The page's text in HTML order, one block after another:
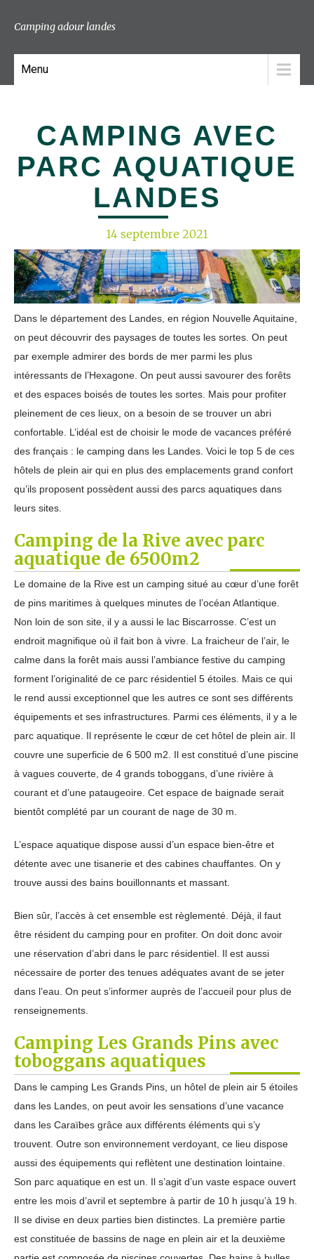
Camping adour landes
Menu
CAMPING AVEC
PARC AQUATIQUE
LANDES
14 septembre 2021
Dans le département des Landes, en région Nouvelle Aquitaine,
on peut découvrir des paysages de toutes les sortes. On peut
par exemple admirer des bords de mer parmi les plus
intéressants de l’Hexagone. On peut aussi savourer des forêts
et des espaces boisés de toutes les sortes. Mais pour profiter
pleinement de ces lieux, on a besoin de se trouver un abri
confortable. L’idéal est de choisir le mode de vacances préféré
des français : le camping dans les Landes. Voici le top 5 de ces
hôtels de plein air qui en plus des emplacements grand confort
qu’ils proposent possèdent aussi des parcs aquatiques dans
leurs sites.
Camping de la Rive avec parc
aquatique de 6500m2
Le domaine de la Rive est un camping situé au cœur d’une forêt
de pins maritimes à quelques minutes de l’océan Atlantique.
Non loin de son site, il y a aussi le lac Biscarrosse. C’est un
endroit magnifique où il fait bon à vivre. La fraicheur de l’air, le
calme dans la forêt mais aussi l’ambiance festive du camping
forment l’originalité de ce parc résidentiel 5 étoiles. Mais ce qui
le rend aussi exceptionnel que les autres ce sont ses différents
équipements et ses infrastructures. Parmi ces éléments, il y a le
parc aquatique. Il représente le cœur de cet hôtel de plein air. Il
couvre une superficie de 6 500 m2. Il est constitué d’une piscine
à vagues couverte, de 4 grands toboggans, d’une rivière à
courant et d’une pataugeoire. Cet espace de baignade serait
bientôt complété par un courant de nage de 30 m.
L’espace aquatique dispose aussi d’un espace bien-être et
détente avec une tisanerie et des cabines chauffantes. On y
trouve aussi des bains bouillonnants et massant.
Bien sûr, l’accès à cet ensemble est règlementé. Déjà, il faut
être résident du camping pour en profiter. On doit donc avoir
une réservation d’abri dans le parc résidentiel. Il est aussi
nécessaire de porter des tenues adéquates avant de se jeter
dans l’eau. On peut s’informer auprès de l’accueil pour plus de
renseignements.
Camping Les Grands Pins avec
toboggans aquatiques
Dans le camping Les Grands Pins, un hôtel de plein air 5 étoiles
dans les Landes, on peut avoir les sensations d’une vacance
dans les Caraïbes grâce aux différents éléments qui s’y
trouvent. Outre son environnement verdoyant, ce lieu dispose
aussi des équipements qui reflètent une destination lointaine.
Son parc aquatique en est un. Il s’agit d’un vaste espace ouvert
entre les mois d’avril et septembre à partir de 10 h jusqu’à 19 h.
Il se divise en deux parties bien distinctes. La première partie
est constituée de bassins de nage en plein air et la deuxième